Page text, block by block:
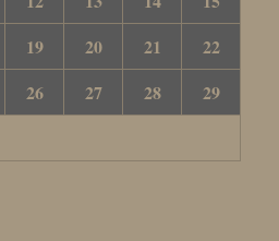
19 20 21
22
26 27 28
29